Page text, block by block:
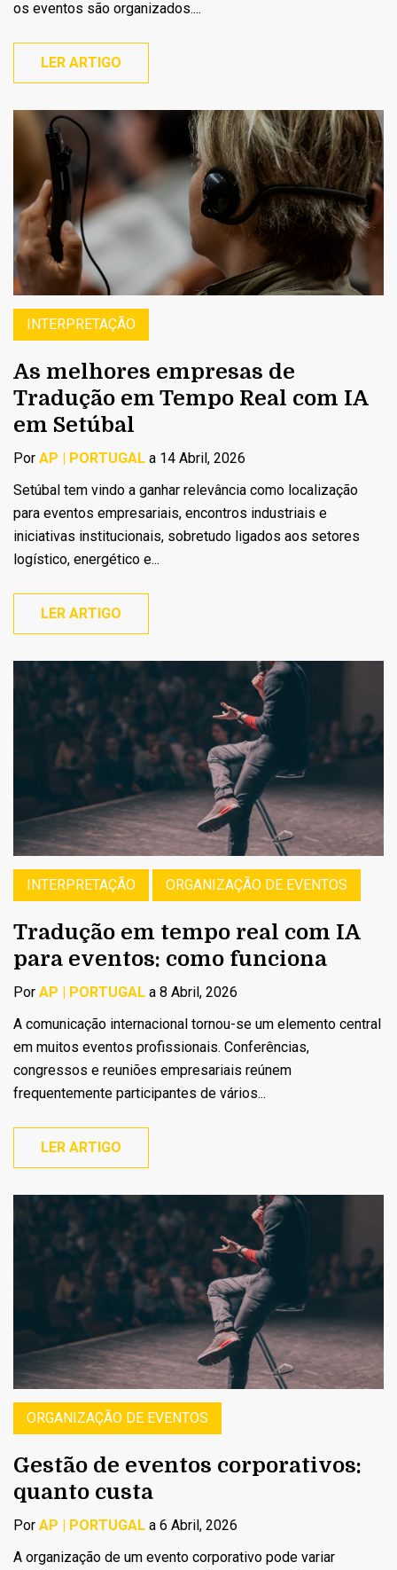
os eventos são organizados....
LER ARTIGO
INTERPRETAÇÃO
As melhores empresas de
Tradução em Tempo Real com IA
em Setúbal
Por AP | PORTUGAL a 14 Abril, 2026
Setúbal tem vindo a ganhar relevância como localização
para eventos empresariais, encontros industriais e
iniciativas institucionais, sobretudo ligados aos setores
logístico, energético e...
LER ARTIGO
INTERPRETAÇÃO ORGANIZAÇÃO DE EVENTOS
Tradução em tempo real com IA
para eventos: como funciona
Por AP | PORTUGAL a 8 Abril, 2026
A comunicação internacional tornou-se um elemento central
em muitos eventos profissionais. Conferências,
congressos e reuniões empresariais reúnem
frequentemente participantes de vários...
LER ARTIGO
ORGANIZAÇÃO DE EVENTOS
Gestão de eventos corporativos:
quanto custa
Por AP | PORTUGAL a 6 Abril, 2026
A organização de um evento corporativo pode variar